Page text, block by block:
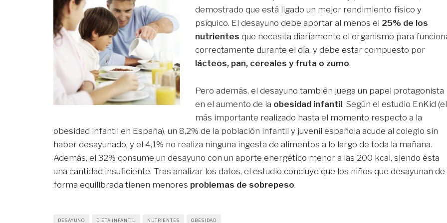
demostrado que está ligado un mejor rendimiento físico y
psíquico. El desayuno debe aportar al menos el 25% de los
nutrientes que necesita diariamente el organismo para
correctamente durante el día, y debe estar compuesto por
lácteos, pan, cereales y fruta o zumo.
Pero además, el desayuno también juega un papel protagonista
en el aumento de la obesidad infantil. Según el estudio EnKid (el
más importante realizado hasta el momento respecto a la
obesidad infantil en España), un 8,2% de la población infantil y juvenil española acude al colegio sin
haber desayunado, y el 4,1% no realiza ninguna ingesta de alimentos a lo largo de toda la mañana.
Además, el 32% consume un desayuno con un aporte energético menor a las 200 kcal, siendo ésta
una cantidad insuficiente. Tras analizar los datos, el estudio concluye que los niños que desayunan de
forma equilibrada tienen menores problemas de sobrepeso.
DESAYUNO DIETA INFANTIL NUTRIENTES OBESIDAD